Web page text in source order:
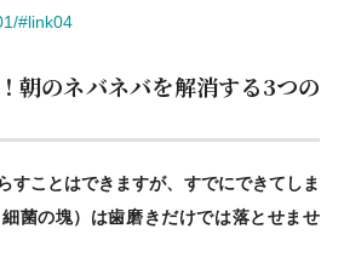
#link04
朝のネバネバを解消する3つの
すことはできますが、すでにできてしま
菌の塊）は歯磨きだけでは落とせませ